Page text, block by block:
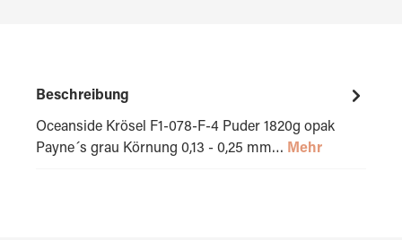
Beschreibung
Oceanside Krösel F1-078-F-4 Puder 1820g opak
Payne´s grau Körnung 0,13 - 0,25 mm… Mehr